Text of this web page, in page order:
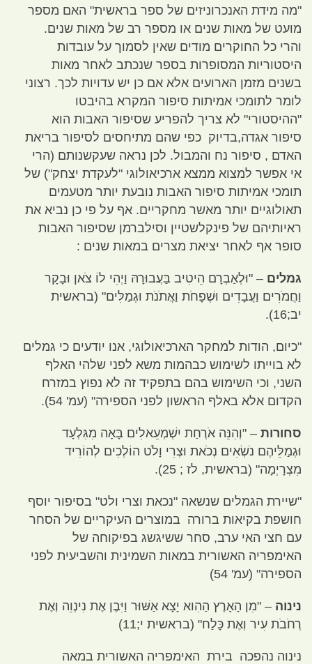
"מה מידת האנכרוניזים של ספר בראשית" האם מספר
מועט של מאות שנים או מספר רב של מאות שנים.
והרי כל החוקרים מודים שאין לסמוך על עובדות
היסטוריות המסופרות בספר שנכתב לאחר מאות
בשנים מזמן הארועים אלא אם כן יש עדויות לכך. רצוני
לומר לתומכי אמיתות סיפור המקרא בהיבטו
"ההיסטורי" לא צריך להפריע שסיפור האבות הוא
סיפור אגדה,בדיוק כפי שהם מתיחסים לסיפור בריאת
האדם , סיפור נח והמבול. לכן נראה שעקשנותם (הרי
אי אפשר למצוא ממצא ארכיאולוגי "לעקדת יצחק") של
תומכי אמיתות סיפור האבות נובעת יותר מטעמים
תאולוגיים יותר מאשר מחקריים. אף על פי כן נביא את
ראיותיהם של פינקלשטיין וסילברמן שסיפור האבות
סופר אף לאחר יציאת מצרים במאות שנים :
גמלים –
"וּלְאַבְרָם הֵיטִיב בַּעֲבוּרָהּ וַיְהִי לוֹ צֹאן וּבָקָר
וַחֲמֹרִים וַעֲבָדִים וּשְׁפָחֹת וַאֲתֹנֹת וּגְמַלִּים" (בראשית
יב;16).
"כיום, הודות למחקר הארכיאולוגי, אנו יודעים כי גמלים
לא בוייתו לשימוש כבהמות משא לפני שלהי האלף
השני, וכי השימוש בהם בתפקיד זה לא נפוץ במזרח
הקדום אלא באלף הראשון לפני הספירה" (עמ' 54).
סחורות –
"וְהִנֵּה אֹרְחַת יִשְׁמְעֵאלִים בָּאָה מִגִּלְעָד
וּגְמַלֵּיהֶם נֹשְׂאִים נְכֹאת וּצְרִי וָלֹט הוֹלְכִים לְהוֹרִיד
מִצְרָיְמָה" (בראשית, לז ; 25).
"שיירת הגמלים שנשאה "נכאת וצרי ולט" בסיפור יוסף
חושפת בקיאות ברורה במוצרים העיקריים של הסחר
עם חצי האי ערב, סחר ששיגשג בפיקוחה של
האימפריה האשורית במאות השמינית והשביעית לפני
הספירה" (עמ' 54)
נינוה – "מִן הָאָרֶץ הַהִוא יָצָא אַשּׁוּר וַיִּבֶן אֶת נִינְוֵה וְאֶת
רְחֹבֹת עִיר וְאֶת כָּלַח" (בראשית י;11)
נינוה נהפכה בירת האימפריה האשורית במאה